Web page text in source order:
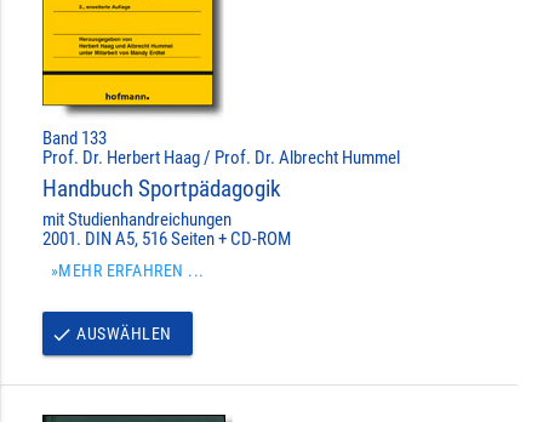
Band 133
Prof. Dr. Herbert Haag / Prof. Dr. Albrecht Hummel
Handbuch Sportpädagogik
mit Studienhandreichungen
2001. DIN A5, 516 Seiten + CD-ROM
»MEHR ERFAHREN ...
done AUSWÄHLEN